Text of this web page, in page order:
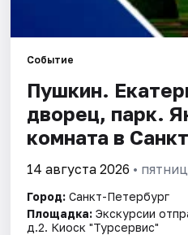
Событие
Пушкин.
дворец, парк.
комната в
14 августа 2026 •
Город: Санкт-Петербург
Площадка: Экскурсии
д.2. Киоск "Турсервис"